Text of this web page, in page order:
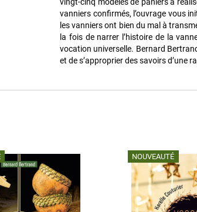
vanniers confirmés, l’ouvrage vous
les vanniers ont bien du mal à
la fois de narrer l’histoire de la
vocation universelle. Bernard
et de s’approprier des savoirs d’une
NOUVEAUTÉ